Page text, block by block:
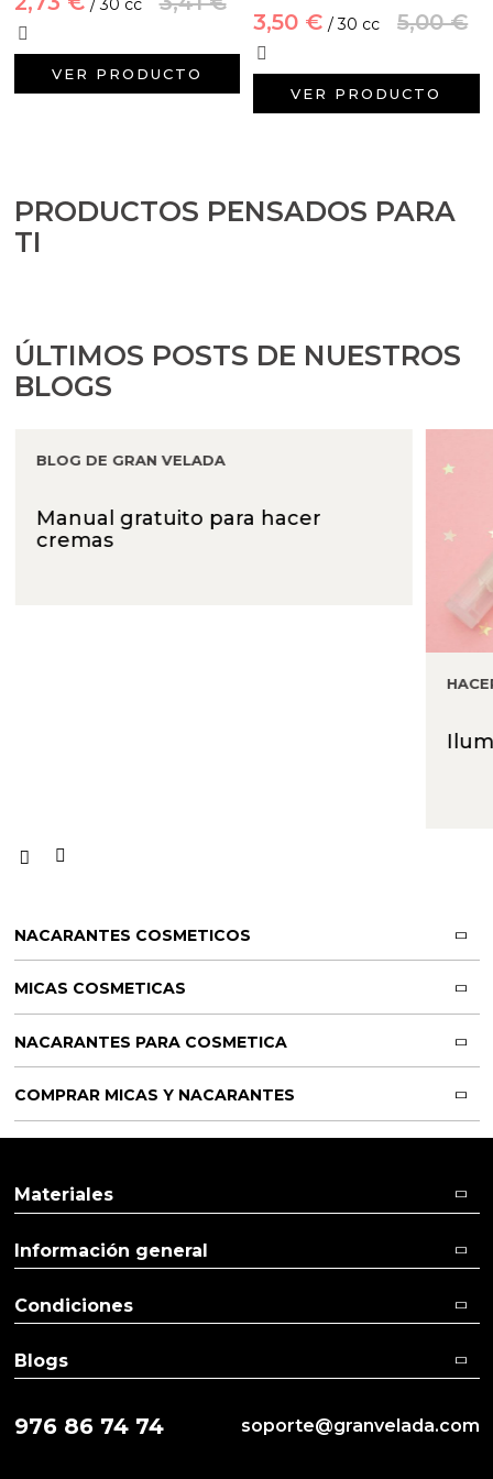
/ 30 cc
VER PRODUCTO
3,50 € / 30 cc 5,00 €
VER PRODUCTO
PRODUCTOS PENSADOS PARA
TI
ÚLTIMOS POSTS DE NUESTROS
BLOGS
BLOG DE GRAN VELADA
Manual gratuito para hacer
cremas
NACARANTES COSMETICOS
MICAS COSMETICAS
NACARANTES PARA COSMETICA
COMPRAR MICAS Y NACARANTES
976 86 74 74 soporte@granvelada.com
Materiales
Información general
Condiciones
Blogs
Aditivos para jabón y Cosmética
Productos químicos
Conchas, caracolas y estrellas de mar
Cosmética coreana K-Beauty